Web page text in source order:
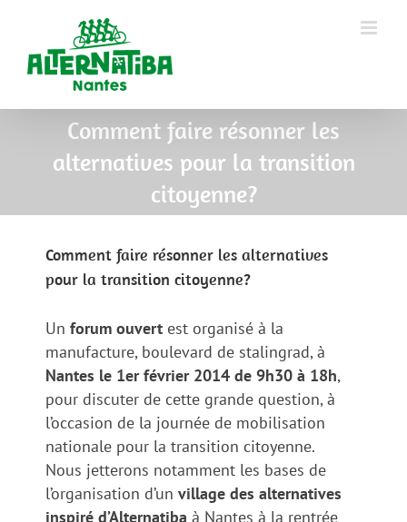
Comment faire résonner les
alternatives pour la transition
citoyenne?
Comment faire résonner les alternatives
pour la transition citoyenne?
Un forum ouvert est organisé à la
manufacture, boulevard de stalingrad, à
Nantes le 1er février 2014 de 9h30 à 18h,
pour discuter de cette grande question, à
l’occasion de la journée de mobilisation
nationale pour la transition citoyenne.
Nous jetterons notamment les bases de
l’organisation d’un village des alternatives
inspiré d’Alternatiba à Nantes à la rentrée